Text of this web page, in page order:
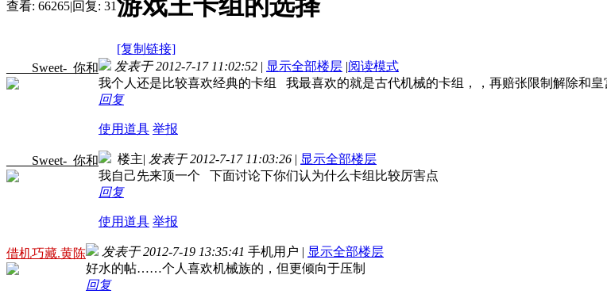
查看: 66265|回复: 31游戏王卡组的选择
[复制链接]
____Sweet-_你和
发表于 2012-7-17 11:02:52 | 显示全部楼层 |阅读模式
我个人还是比较喜欢经典的卡组 我最喜欢的就是古代机械的卡组，，再赔张限制解除和
回复
使用道具 举报
____Sweet-_你和 楼主| 发表于 2012-7-17 11:03:26 | 显示全部楼层
我自己先来顶一个 下面讨论下你们认为什么卡组比较厉害点
回复
使用道具 举报
借机巧藏.黄陈 发表于 2012-7-19 13:35:41 手机用户 | 显示全部楼层
好水的帖……个人喜欢机械族的，但更倾向于压制
回复